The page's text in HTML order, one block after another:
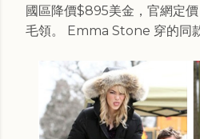
國區降價$895美金，官網定
毛領。 Emma Stone 穿的同款